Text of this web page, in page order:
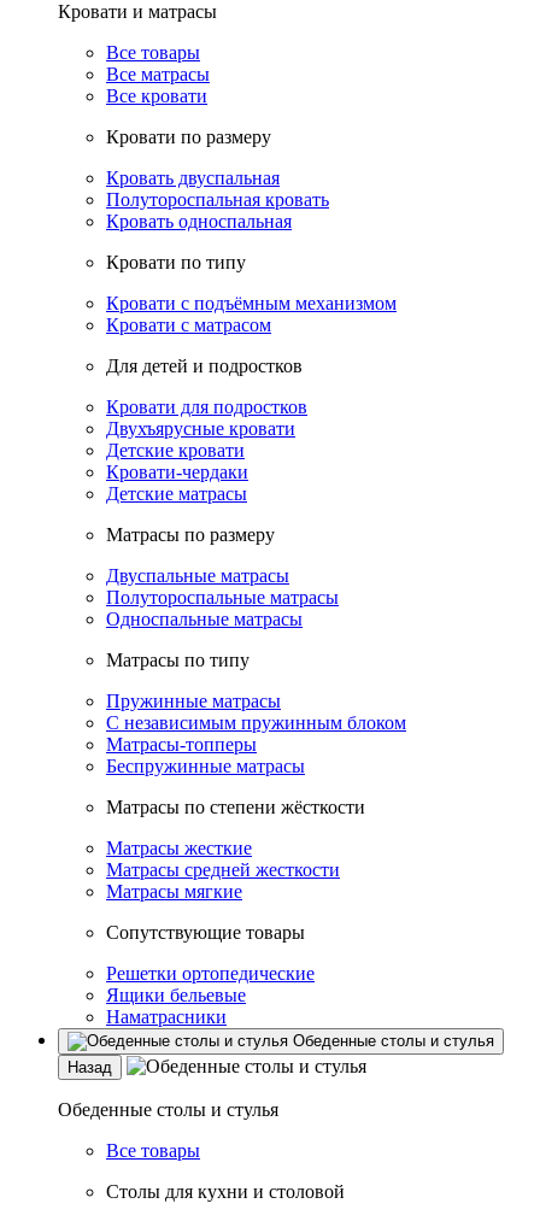
Кровати и матрасы
Все товары
Все матрасы
Все кровати
Кровати по размеру
Кровать двуспальная
Полутороспальная кровать
Кровать односпальная
Кровати по типу
Кровати с подъёмным механизмом
Кровати с матрасом
Для детей и подростков
Кровати для подростков
Двухъярусные кровати
Детские кровати
Кровати-чердаки
Детские матрасы
Матрасы по размеру
Двуспальные матрасы
Полутороспальные матрасы
Односпальные матрасы
Матрасы по типу
Пружинные матрасы
С независимым пружинным блоком
Матрасы-топперы
Беспружинные матрасы
Матрасы по степени жёсткости
Матрасы жесткие
Матрасы средней жесткости
Матрасы мягкие
Сопутствующие товары
Решетки ортопедические
Ящики бельевые
Наматрасники
Обеденные столы и стулья
Назад
Обеденные столы и стулья
Все товары
Столы для кухни и столовой